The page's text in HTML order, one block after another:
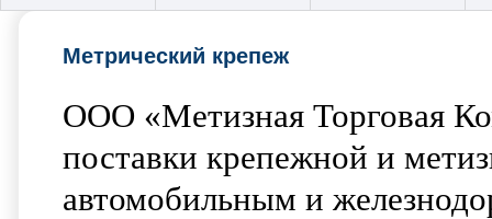
Метрический крепеж
ООО «Метизная Торговая
поставки крепежной и
автомобильным и